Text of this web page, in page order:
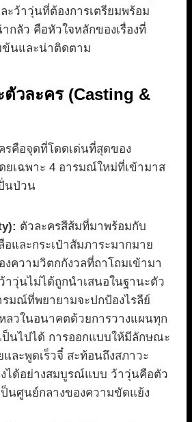
ะว้าวุ่นที่ต้องการเตรียมพร้อม
กลัว คือหัวใจหลักของเรื่องที่
ข้นและน่าติดตาม
ตัวละคร (Casting &
รคือจุดที่โดดเด่นที่สุดของ
ยเฉพาะ 4 อารมณ์ใหม่ที่เข้ามาส
นป่วน
ตัวละครสีส้มที่มาพร้อมกับ
อและกระเป๋าสัมภาระมากมาย
ความวิตกกังวลที่ถาโถมเข้ามา
าวุ่นไม่ได้ถูกนำเสนอในฐานะตัว
รมณ์ที่พยายามจะปกป้องไรลีย์
ลวในอนาคตด้วยการวางแผนทุก
นไปได้ การออกแบบให้มีลักษณะ
และพูดเร็วจี๋ สะท้อนถึงสภาวะ
ได้อย่างสมบูรณ์แบบ ว้าวุ่นคือตัว
นศูนย์กลางของความขัดแย้ง